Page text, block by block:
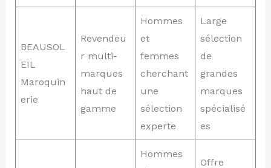
BEAUSOL
EIL
Maroquin
erie
Revendeu
r multi-
marques
haut de
gamme
Hommes
et
femmes
cherchant
une
sélection
experte
Large
sélection
de
grandes
marques
spécialisé
es
Hommes
Offre